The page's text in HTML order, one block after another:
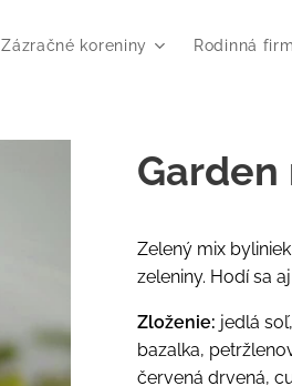
Zázračné koreniny Rodinná
Garden
Zelený mix
zeleniny. Hodí sa
Zloženie: jedlá
bazalka,
červená drvená,